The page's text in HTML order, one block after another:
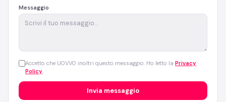
Messaggio
Accetto che UOVVO inoltri questo messaggio. Ho letto la Privacy
Policy.
Invia messaggio